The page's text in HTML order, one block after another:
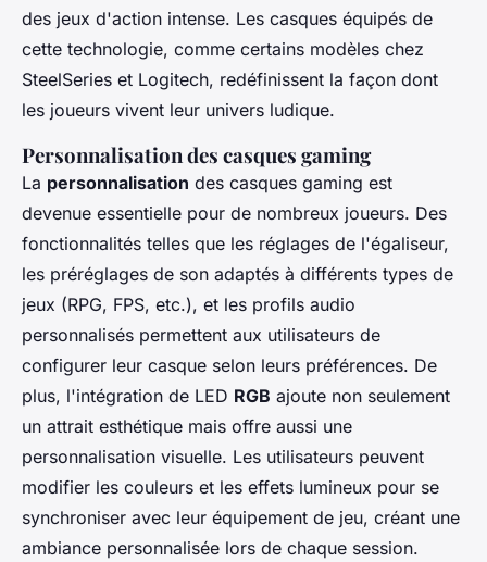
des jeux d'action intense. Les casques équipés de
cette technologie, comme certains modèles chez
SteelSeries et Logitech, redéfinissent la façon dont
les joueurs vivent leur univers ludique.
Personnalisation des casques gaming
La personnalisation des casques gaming est
devenue essentielle pour de nombreux joueurs. Des
fonctionnalités telles que les réglages de l'égaliseur,
les préréglages de son adaptés à différents types de
jeux (RPG, FPS, etc.), et les profils audio
personnalisés permettent aux utilisateurs de
configurer leur casque selon leurs préférences. De
plus, l'intégration de LED RGB ajoute non seulement
un attrait esthétique mais offre aussi une
personnalisation visuelle. Les utilisateurs peuvent
modifier les couleurs et les effets lumineux pour se
synchroniser avec leur équipement de jeu, créant une
ambiance personnalisée lors de chaque session.